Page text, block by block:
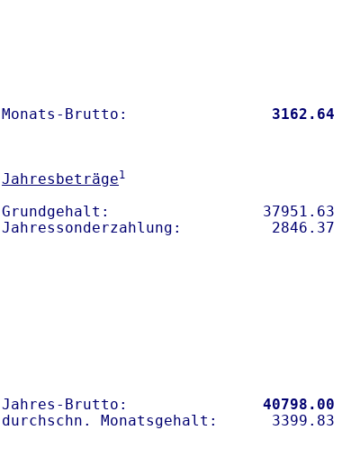
Monats-Brutto: 3162.64
Jahresbeträge1
Grundgehalt:                 37951.63
Jahres-Brutto: 40798.00